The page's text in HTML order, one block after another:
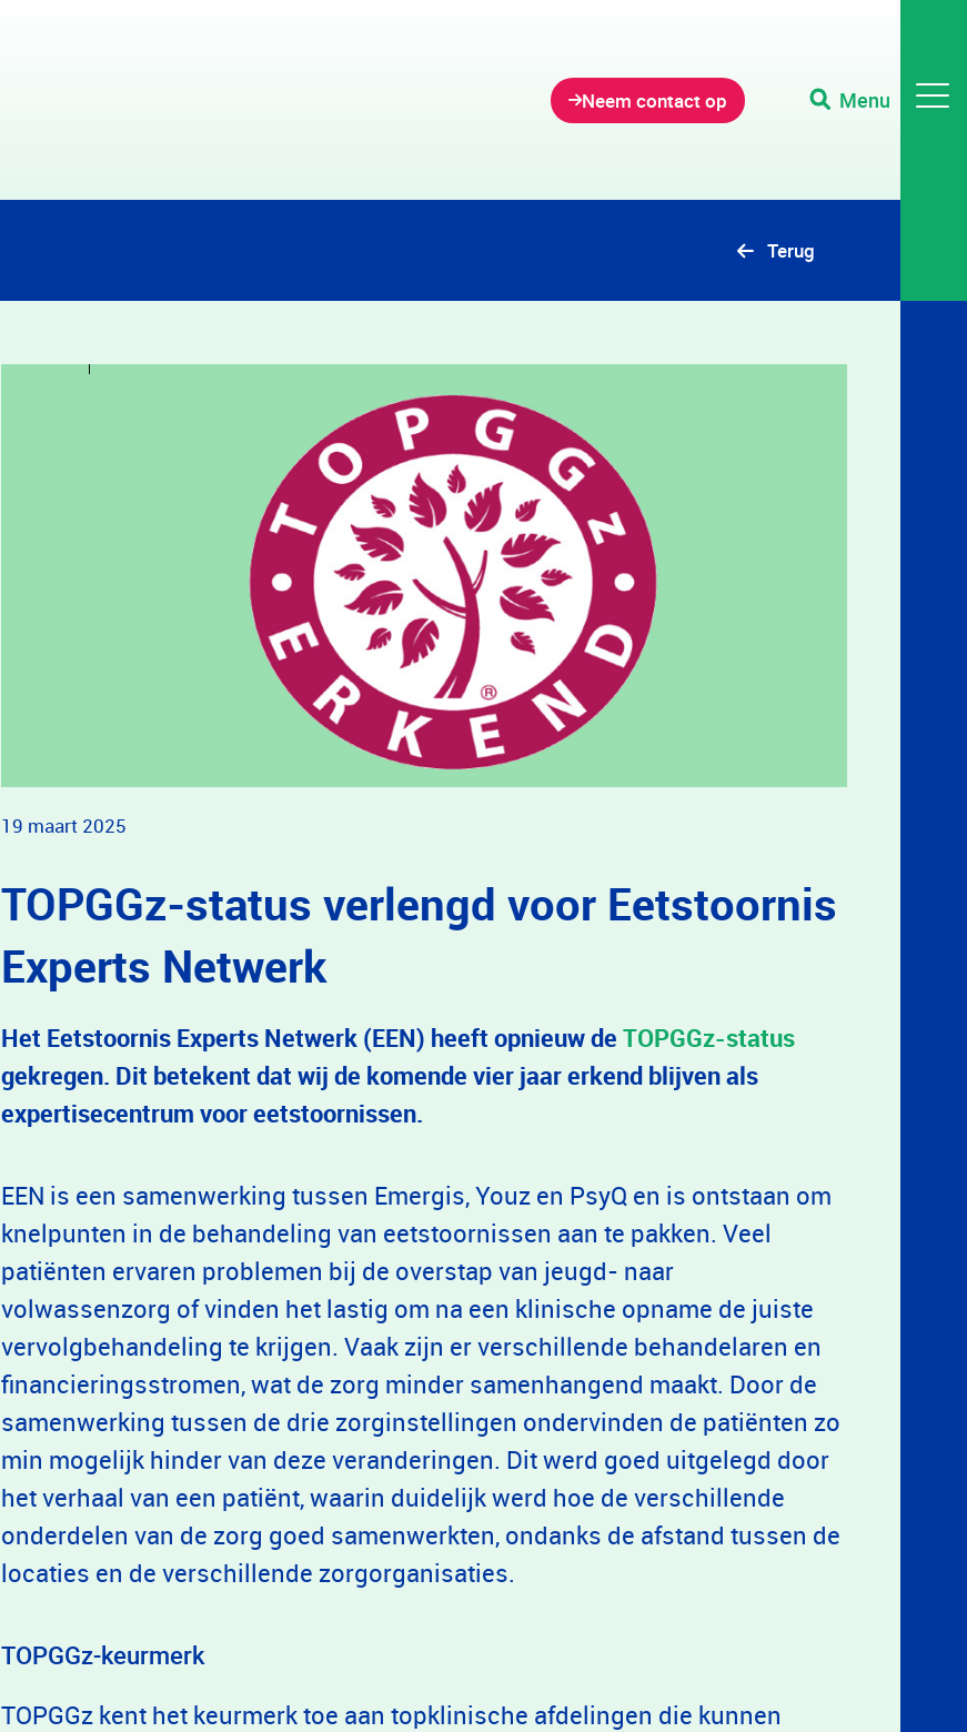
Neem contact op Menu
Terug
19 maart 2025
TOPGGz-status verlengd voor Eetstoornis
Experts Netwerk
Het Eetstoornis Experts Netwerk (EEN) heeft opnieuw de TOPGGz-status
gekregen. Dit betekent dat wij de komende vier jaar erkend blijven als
expertisecentrum voor eetstoornissen.
EEN is een samenwerking tussen Emergis, Youz en PsyQ en is ontstaan om
knelpunten in de behandeling van eetstoornissen aan te pakken. Veel
patiënten ervaren problemen bij de overstap van jeugd- naar
volwassenzorg of vinden het lastig om na een klinische opname de juiste
vervolgbehandeling te krijgen. Vaak zijn er verschillende behandelaren en
financieringsstromen, wat de zorg minder samenhangend maakt. Door de
samenwerking tussen de drie zorginstellingen ondervinden de patiënten zo
min mogelijk hinder van deze veranderingen. Dit werd goed uitgelegd door
het verhaal van een patiënt, waarin duidelijk werd hoe de verschillende
onderdelen van de zorg goed samenwerkten, ondanks de afstand tussen de
locaties en de verschillende zorgorganisaties.
TOPGGz-keurmerk
TOPGGz kent het keurmerk toe aan topklinische afdelingen die kunnen